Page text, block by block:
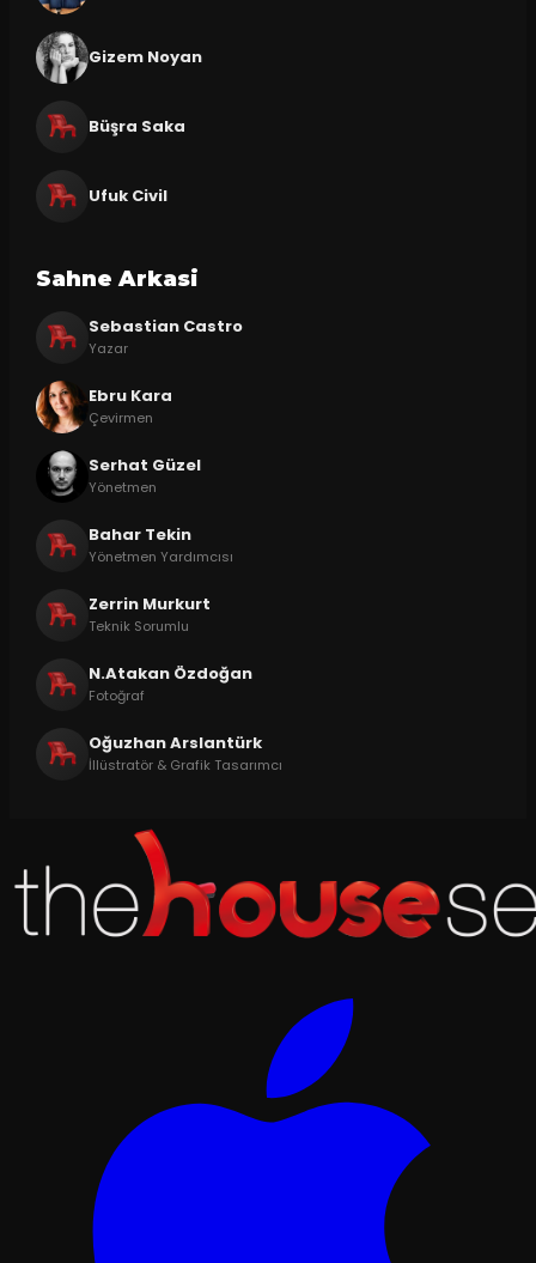
Gizem Noyan
Büşra Saka
Ufuk Civil
Sahne Arkasi
Sebastian Castro
Yazar
Ebru Kara
Çevirmen
Serhat Güzel
Yönetmen
Bahar Tekin
Yönetmen Yardımcısı
Zerrin Murkurt
Teknik Sorumlu
N.Atakan Özdoğan
Fotoğraf
Oğuzhan Arslantürk
İllüstratör & Grafik Tasarımcı